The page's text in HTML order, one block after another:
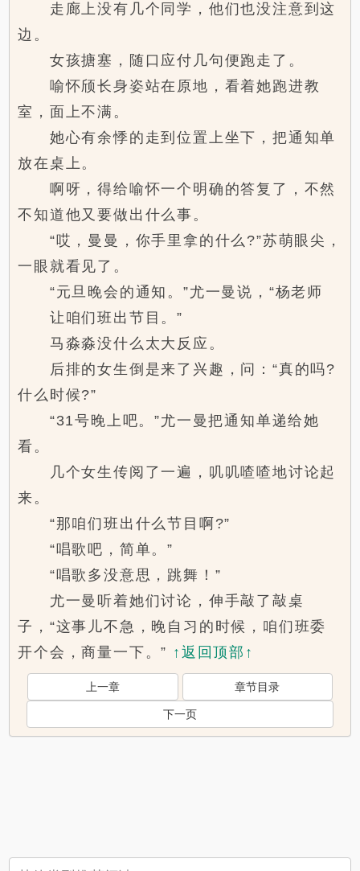
走廊上没有几个同学，他们也没注意到这
边。
女孩搪塞，随口应付几句便跑走了。
喻怀颀长身姿站在原地，看着她跑进教
室，面上不满。
她心有余悸的走到位置上坐下，把通知单
放在桌上。
啊呀，得给喻怀一个明确的答复了，不然
不知道他又要做出什么事。
“哎，曼曼，你手里拿的什么?”苏萌眼尖，
一眼就看见了。
“元旦晚会的通知。”尤一曼说，“杨老师
让咱们班出节目。”
马淼淼没什么太大反应。
后排的女生倒是来了兴趣，问：“真的吗?
什么时候?”
“31号晚上吧。”尤一曼把通知单递给她
看。
几个女生传阅了一遍，叽叽喳喳地讨论起
来。
“那咱们班出什么节目啊?”
“唱歌吧，简单。”
“唱歌多没意思，跳舞！”
尤一曼听着她们讨论，伸手敲了敲桌
子，“这事儿不急，晚自习的时候，咱们班委
开个会，商量一下。” ↑返回顶部↑
上一章 章节目录
下一页